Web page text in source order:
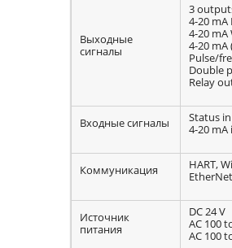
Выходные
сигналы
3
4-20 mA
4-20 mA
4-20 mA
Pulse/
Double
Relay
Входные сигналы
Status
4-20
Коммуникация
HART,
Источник
питания
DC 24 V
AC 100
AC 100